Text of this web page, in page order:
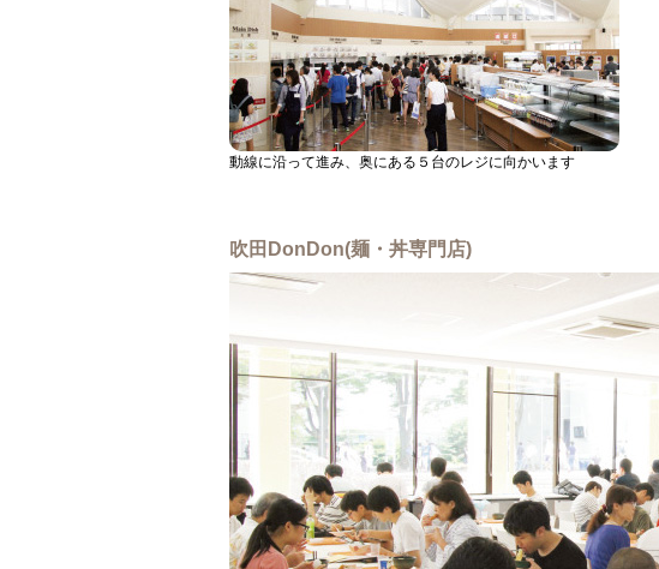
動線に沿って進み、奥にある５台のレジに向かいます
吹田DonDon(麺・丼専門店)